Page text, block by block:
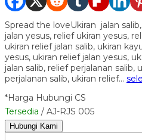
Spread the loveUkiran jalan
jalan yesus, relief ukiran yesus,
ukiran relief jalan salib, ukiran
yesus, ukiran relief jalan yesus,
jalan salib, relief perjalanan salib,
perjalanan salib, ukiran relief…
*Harga Hubungi CS
Tersedia / AJ-RJS 005
Hubungi Kami